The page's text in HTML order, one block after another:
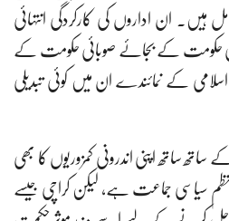
ہیں۔ ان اداروں کی کارکردگی انتہائی
حکومت کے بجائے صوبائی حکومت کے
کے نمائندے ان میں کوئی تبدیلی
ساتھ ساتھ اپنی اندرونی کمزوریوں کا بھی
سیاسی جماعت ہے، لیکن کراچی جیسے